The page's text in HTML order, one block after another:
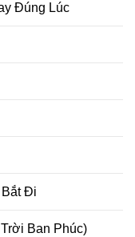
Đúng Lúc
Bắt Đi
Ban Phúc)